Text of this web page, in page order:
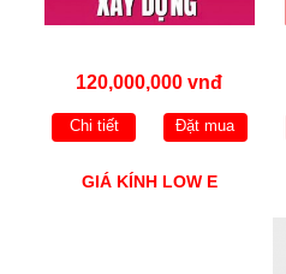
120,000,000 vnđ
Chi tiết Đặt mua
GIÁ KÍNH LOW E